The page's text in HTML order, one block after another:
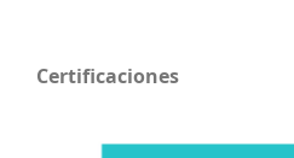
Certificaciones